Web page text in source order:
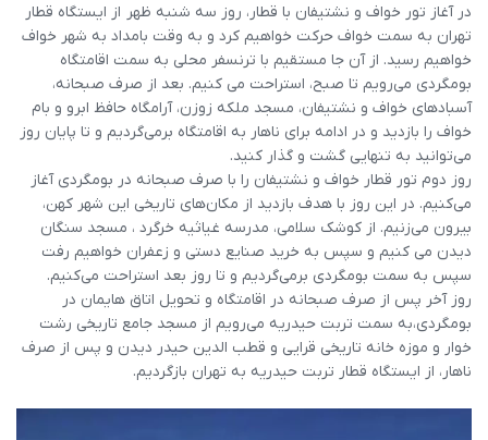
در آغاز تور خواف و نشتیفان با قطار، روز سه شنبه ظهر از ایستگاه قطار
تهران به سمت خواف حرکت خواهیم کرد و به وقت بامداد به شهر خواف
خواهیم رسید. از آن جا مستقیم با ترنسفر محلی به سمت اقامتگاه
بومگردی می‌رویم تا صبح، استراحت می کنیم. بعد از صرف صبحانه،
آسبادهای خواف و نشتیفان، مسجد ملکه زوزن، آرامگاه حافظ ابرو و بام
خواف را بازدید و در ادامه برای ناهار به اقامتگاه برمی‌گردیم و تا پایان روز
می‌توانید به تنهایی گشت و گذار کنید.
روز دوم تور قطار خواف و نشتیفان را با صرف صبحانه در بومگردی آغاز
می‌کنیم. در این روز با هدف بازدید از مکان‌های تاریخی این شهر کهن،
بیرون می‌زنیم. از کوشک سلامی، مدرسه غیاثیه خرگرد ، مسجد سنگان
دیدن می کنیم و سپس به خرید صنایع دستی و زعفران خواهیم رفت
سپس به سمت بومگردی برمی‌گردیم و تا روز بعد استراحت می‌کنیم.
روز آخر پس از صرف صبحانه در اقامتگاه و تحویل اتاق هایمان در
بومگردی،به سمت تربت حیدریه می‌رویم از مسجد جامع تاریخی رشت
خوار و موزه خانه تاریخی قرایی و قطب الدین حیدر دیدن و پس از صرف
ناهار، از ایستگاه قطار تربت حیدریه به تهران بازگردیم.